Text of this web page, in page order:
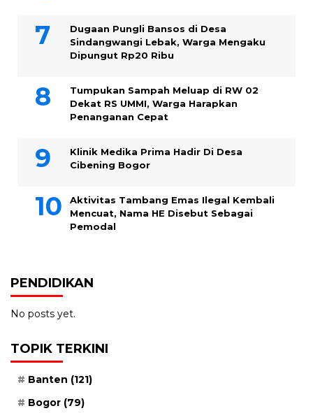
Dugaan Pungli Bansos di Desa
Sindangwangi Lebak, Warga Mengaku
Dipungut Rp20 Ribu
Tumpukan Sampah Meluap di RW 02
Dekat RS UMMI, Warga Harapkan
Penanganan Cepat
Klinik Medika Prima Hadir Di Desa
Cibening Bogor
Aktivitas Tambang Emas Ilegal Kembali
Mencuat, Nama HE Disebut Sebagai
Pemodal
PENDIDIKAN
No posts yet.
TOPIK TERKINI
Banten (121)
Bogor (79)